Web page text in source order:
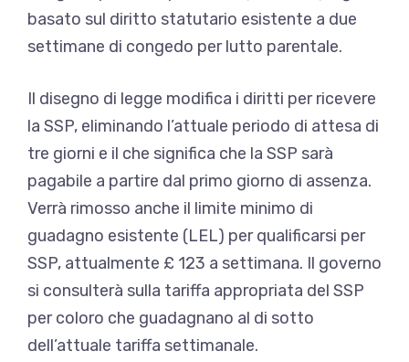
basato sul diritto statutario esistente a due
settimane di congedo per lutto parentale.
Il disegno di legge modifica i diritti per ricevere
la SSP, eliminando l’attuale periodo di attesa di
tre giorni e il che significa che la SSP sarà
pagabile a partire dal primo giorno di assenza.
Verrà rimosso anche il limite minimo di
guadagno esistente (LEL) per qualificarsi per
SSP, attualmente £ 123 a settimana. Il governo
si consulterà sulla tariffa appropriata del SSP
per coloro che guadagnano al di sotto
dell’attuale tariffa settimanale.